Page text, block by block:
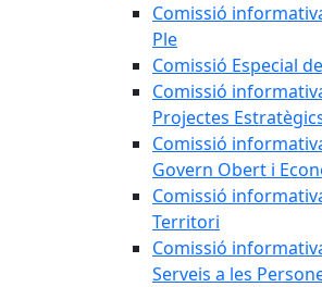
Comissió
Ple
Comissió Especial
Comissió
Projectes
Comissió
Govern Obert i
Comissió
Territori
Comissió
Serveis a les